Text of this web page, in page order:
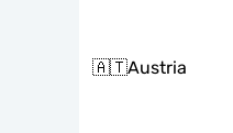
🇦🇹Austria